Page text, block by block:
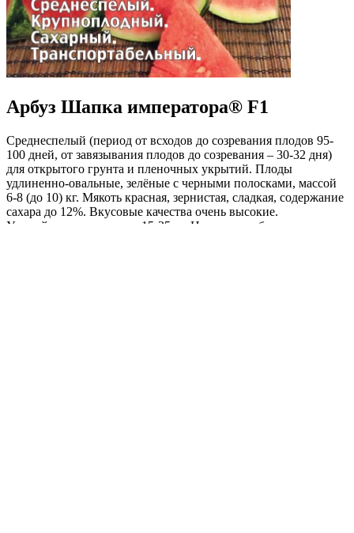
Арбуз Шапка императора® F1
Среднеспелый (период от всходов до созревания плодов 95-
100 дней, от завязывания плодов до созревания – 30-32 дня)
для открытого грунта и пленочных укрытий. Плоды
удлиненно-овальные, зелёные с черными полосками, массой
6-8 (до 10) кг. Мякоть красная, зернистая, сладкая, содержание
сахара до 12%. Вкусовые качества очень высокие.
Урожайность с растения 15-25 кг. Ценность гибрида: